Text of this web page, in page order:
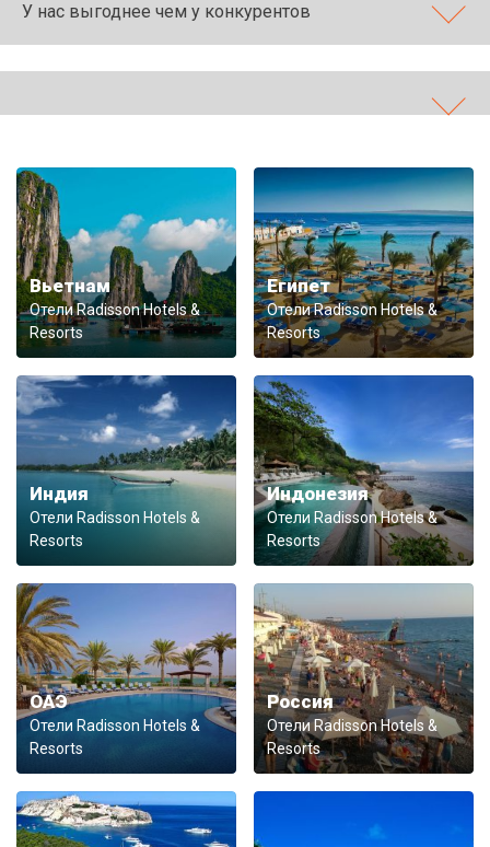
У нас выгоднее чем у конкурентов
Вьетнам
Отели Radisson Hotels &
Resorts
Египет
Отели Radisson Hotels &
Resorts
Индия
Отели Radisson Hotels &
Resorts
Индонезия
Отели Radisson Hotels &
Resorts
ОАЭ
Отели Radisson Hotels &
Resorts
Россия
Отели Radisson Hotels &
Resorts